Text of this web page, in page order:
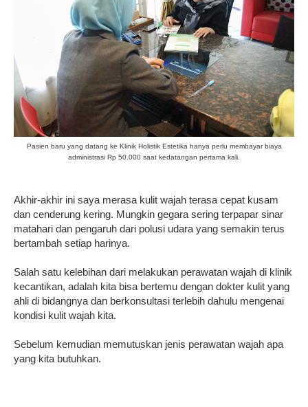
Pasien baru yang datang ke Klinik Holistik Estetika hanya perlu membayar biaya
administrasi Rp 50.000 saat kedatangan pertama kali.
Akhir-akhir ini saya merasa kulit wajah terasa cepat kusam
dan cenderung kering. Mungkin gegara sering terpapar sinar
matahari dan pengaruh dari polusi udara yang semakin terus
bertambah setiap harinya.
Salah satu kelebihan dari melakukan perawatan wajah di klinik
kecantikan, adalah kita bisa bertemu dengan dokter kulit yang
ahli di bidangnya dan berkonsultasi terlebih dahulu mengenai
kondisi kulit wajah kita.
Sebelum kemudian memutuskan jenis perawatan wajah apa
yang kita butuhkan.